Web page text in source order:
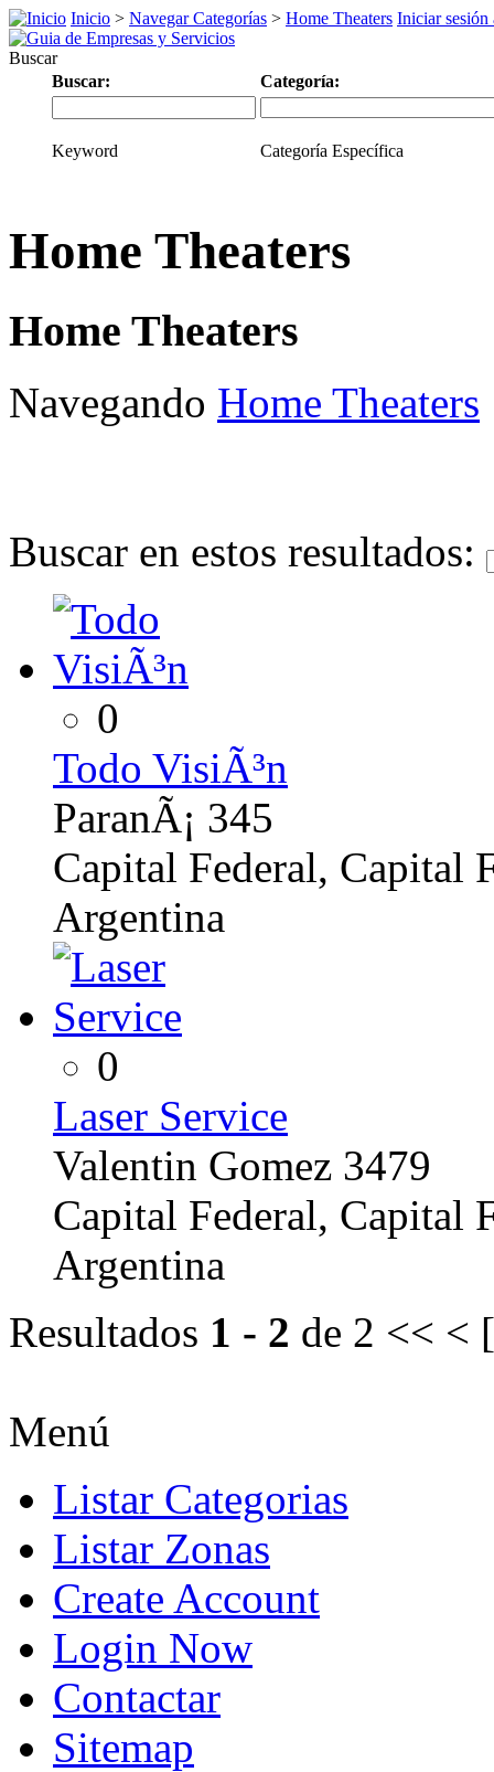
Inicio > Navegar Categorías > Home Theaters Iniciar sesión
Buscar
Buscar:
Categoría:
Keyword Categoría Específica
Home Theaters
Home Theaters
Navegando Home Theaters
Buscar en estos resultados:
0
Todo VisiÃ³n
ParanÃ¡ 345
Capital Federal, Capital
Argentina
0
Laser Service
Valentin Gomez 3479
Capital Federal, Capital
Argentina
Resultados 1 - 2 de 2 << < [
Menú
Listar Categorias
Listar Zonas
Create Account
Login Now
Contactar
Sitemap